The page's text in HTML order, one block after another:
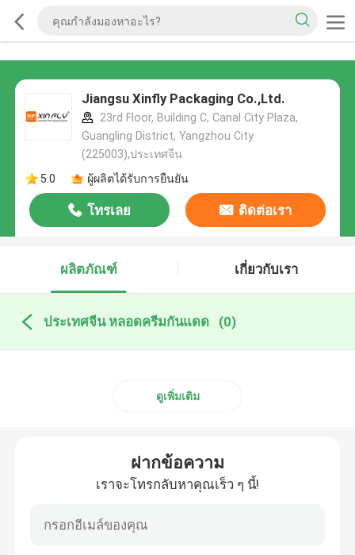
Jiangsu Xinfly Packaging Co.,Ltd.
23rd Floor, Building C, Canal City Plaza,
Guangling District, Yangzhou City
(225003),ประเทศจีน
5.0
ผู้ผลิตได้รับการยืนยัน
โทรเลย ติดต่อเรา
ผลิตภัณฑ์ เกี่ยวกับเรา
ประเทศจีน หลอดครีมกันแดด (0)
ดูเพิ่มเติม
ฝากข้อความ
เราจะโทรกลับหาคุณเร็ว ๆ นี้!